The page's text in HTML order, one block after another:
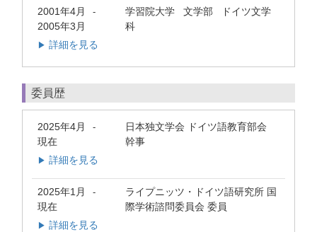
2001年4月 -
2005年3月
学習院大学 文学部 ドイツ文学
科
▶ 詳細を見る
委員歴
2025年4月 -
現在
日本独文学会 ドイツ語教育部会
幹事
▶ 詳細を見る
2025年1月 -
現在
ライプニッツ・ドイツ語研究所 国
際学術諮問委員会 委員
▶ 詳細を見る